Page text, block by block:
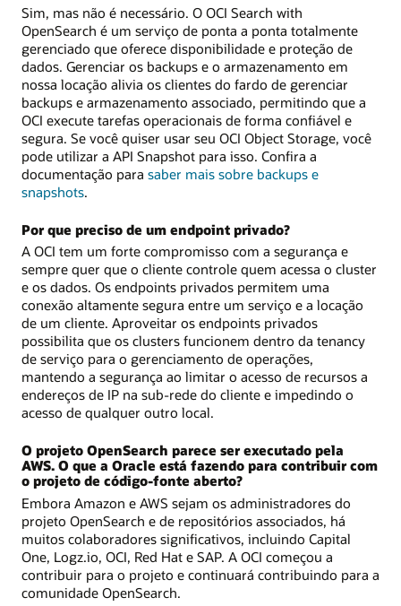
Sim, mas não é necessário. O OCI Search with
OpenSearch é um serviço de ponta a ponta totalmente
gerenciado que oferece disponibilidade e proteção de
dados. Gerenciar os backups e o armazenamento em
nossa locação alivia os clientes do fardo de gerenciar
backups e armazenamento associado, permitindo que a
OCI execute tarefas operacionais de forma confiável e
segura. Se você quiser usar seu OCI Object Storage, você
pode utilizar a API Snapshot para isso. Confira a
documentação para saber mais sobre backups e
snapshots.
Por que preciso de um endpoint privado?
A OCI tem um forte compromisso com a segurança e
sempre quer que o cliente controle quem acessa o cluster
e os dados. Os endpoints privados permitem uma
conexão altamente segura entre um serviço e a locação
de um cliente. Aproveitar os endpoints privados
possibilita que os clusters funcionem dentro da tenancy
de serviço para o gerenciamento de operações,
mantendo a segurança ao limitar o acesso de recursos a
endereços de IP na sub-rede do cliente e impedindo o
acesso de qualquer outro local.
O projeto OpenSearch parece ser executado pela
AWS. O que a Oracle está fazendo para contribuir com
o projeto de código-fonte aberto?
Embora Amazon e AWS sejam os administradores do
projeto OpenSearch e de repositórios associados, há
muitos colaboradores significativos, incluindo Capital
One, Logz.io, OCI, Red Hat e SAP. A OCI começou a
contribuir para o projeto e continuará contribuindo para a
comunidade OpenSearch.